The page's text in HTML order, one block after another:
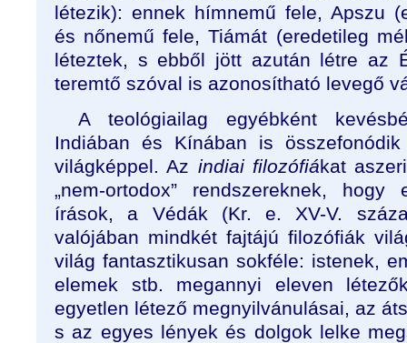
létezik): ennek hímnemű fele, Apszu
és nőnemű fele, Tiámát (eredetileg
léteztek, s ebből jött azután létre az
teremtő szóval is azonosítható levegő
A teológiailag egyébként
Indiában és Kínában is
világképpel. Az indiai filozófiákat
„nem-ortodox” rendszereknek,
írások, a Védák (Kr. e. XV-V.
valójában mindkét fajtájú filozófiák
világ fantasztikusan sokféle: istenek,
elemek stb. megannyi eleven
egyetlen létező megnyilvánulásai, az
s az egyes lények és dolgok lelke